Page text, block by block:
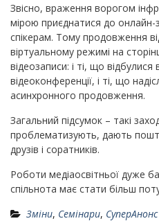
Звісно, враження ворогом
мірою приєднатися до онлайн-
спікерам. Тому продовження
віртуальному режимі на
відеозаписи: і ті, що
відеоконференції, і ті, що
асинхронного продовження.
Загальний підсумок – такі
проблематизують, дають
друзів і соратників.
Роботи медіаосвітньої дуже
спільнота має стати більш
Зміни, Семінари, СуперАнонс